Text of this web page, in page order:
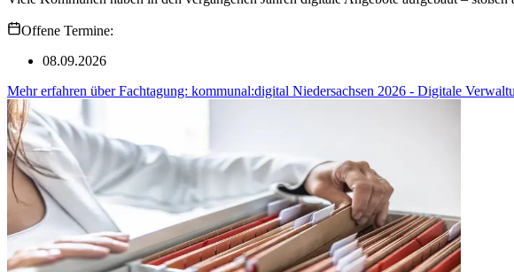
Offene Termine:
08.09.2026
Mehr erfahren überFachtagung: kommunal:digital Niedersachsen 2026 - Digitale